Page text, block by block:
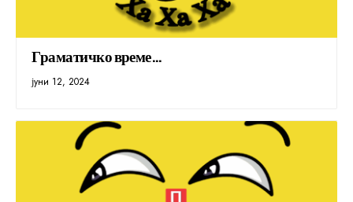
Граматичко време…
јуни 12, 2024